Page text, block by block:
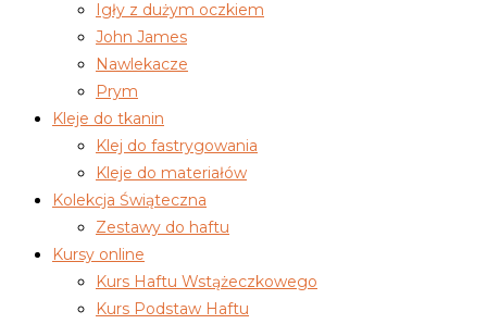
Igły z dużym oczkiem
John James
Nawlekacze
Prym
Kleje do tkanin
Klej do fastrygowania
Kleje do materiałów
Kolekcja Świąteczna
Zestawy do haftu
Kursy online
Kurs Haftu Wstążeczkowego
Kurs Podstaw Haftu